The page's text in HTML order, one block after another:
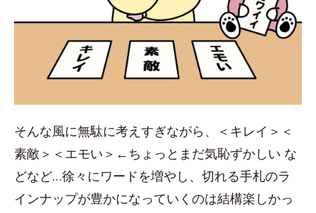
そんな風に無駄に考えすぎながら、＜キレイ＞＜
素敵＞＜エモい＞←ちょっとまだ気恥ずかしい な
どなど…徐々にワードを増やし、切れる手札のラ
インナップが豊かになっていくのは結構楽しかっ